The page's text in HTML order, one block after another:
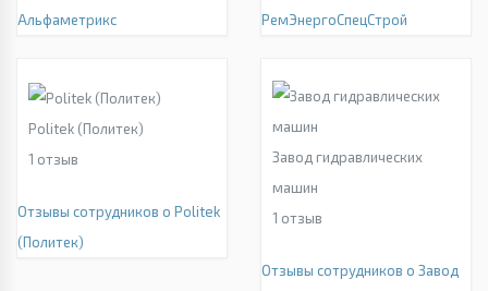
Альфаметрикс
РемЭнергоСпецСтрой
Politek (Политек)
1 отзыв
Отзывы сотрудников о Politek
(Политек)
Завод гидравлических
машин
1 отзыв
Отзывы сотрудников о Завод